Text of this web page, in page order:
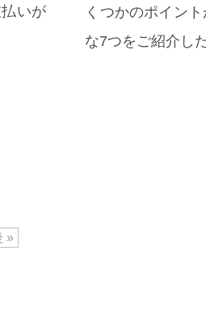
いが
くつかのポイン
な7つをご紹介し
»